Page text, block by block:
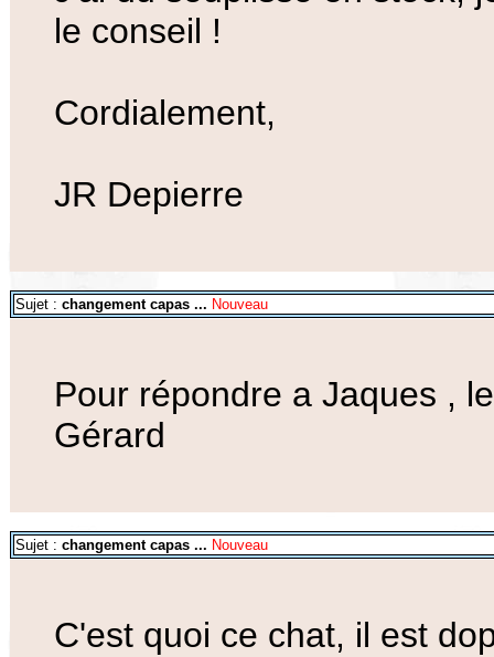
le conseil !
Cordialement,
JR Depierre
Sujet : changement capas ... Nouveau
Pour répondre a Jaques ,
Gérard
Sujet : changement capas ... Nouveau
C'est quoi ce chat, il est